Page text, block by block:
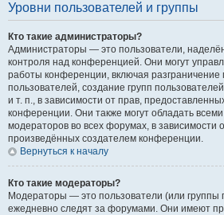
Уровни пользователей и группы
Кто такие администраторы?
Администраторы — это пользователи,
контроля над конференцией. Они могут
работы конференции, включая разграничение
пользователей, создание групп
и т. п., в зависимости от прав,
конференции. Они также могут обладать
модераторов во всех форумах, в зависимости
произведённых создателем конференции.
Вернуться к началу
Кто такие модераторы?
Модераторы — это пользователи (или группы
ежедневно следят за форумами. Они имеют